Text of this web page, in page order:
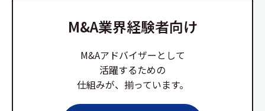
M&A業界経験者向け
M&Aアドバイザーとして
活躍するための
仕組みが、揃っています。